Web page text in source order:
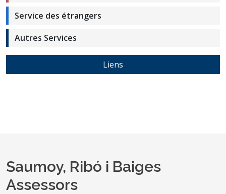
Service des étrangers
Autres Services
Liens
Saumoy, Ribó i Baiges
Assessors